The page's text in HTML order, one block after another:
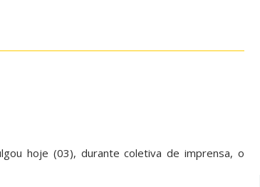
hoje (03), durante coletiva de imprensa, o